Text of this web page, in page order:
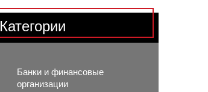
Категории
Банки и финансовые
организации